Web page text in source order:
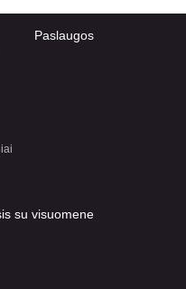
Paslaugos
su visuomene